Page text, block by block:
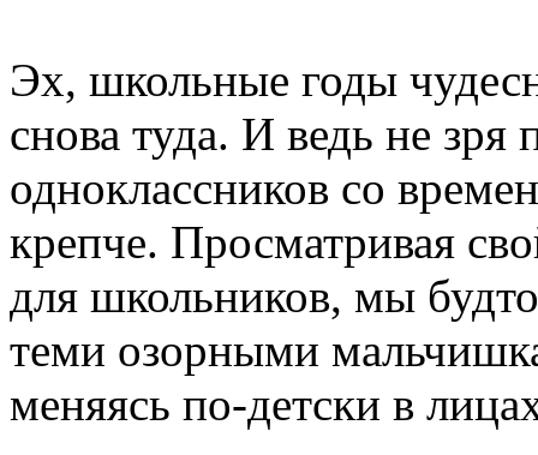
Эх, школьные годы
снова туда. И ведь не зря
одноклассников со
крепче. Просматривая
для школьников, мы
теми озорными
меняясь по-детски в